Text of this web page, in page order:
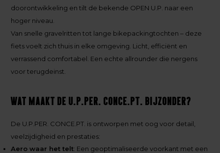
doorontwikkeling en tilt de bekende OPEN U.P. naar een
hoger niveau.
Van snelle gravelritten tot lange bikepackingtochten – deze
fiets voelt zich thuis in elke omgeving. Licht, efficiënt en
verrassend comfortabel. Een echte allrounder die nergens
voor terugdeinst.
Wat maakt de U.P.PER. CONCE.PT. bijzonder?
De U.P.PER. CONCE.PT. is ontworpen met oog voor detail,
veelzijdigheid en prestaties:
Aero waar het telt: Een geoptimaliseerde voorkant met een